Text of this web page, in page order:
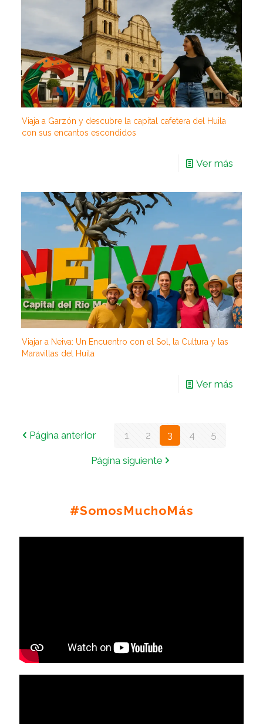
Viaja a Garzón y descubre la capital cafetera del Huila
con sus encantos escondidos
Ver más
Viajar a Neiva: Un Encuentro con el Sol, la Cultura y las
Maravillas del Huila
Ver más
Página anterior 1 2 3 4 5
Página siguiente
#SomosMuchoMás